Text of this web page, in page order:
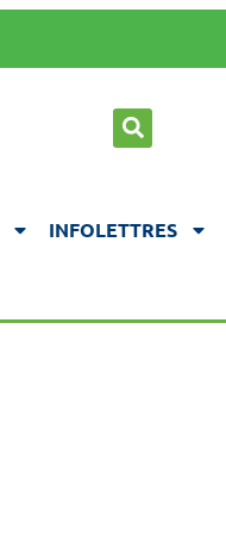
INFOLETTRES